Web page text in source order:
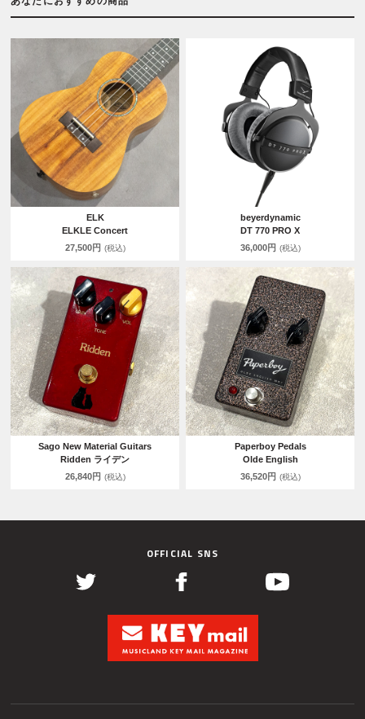
ELK
ELKLE Concert
27,500円 (税込)
beyerdynamic
DT 770 PRO X
36,000円 (税込)
Sago New Material Guitars
Ridden ライデン
26,840円 (税込)
Paperboy Pedals
Olde English
36,520円 (税込)
OFFICIAL SNS